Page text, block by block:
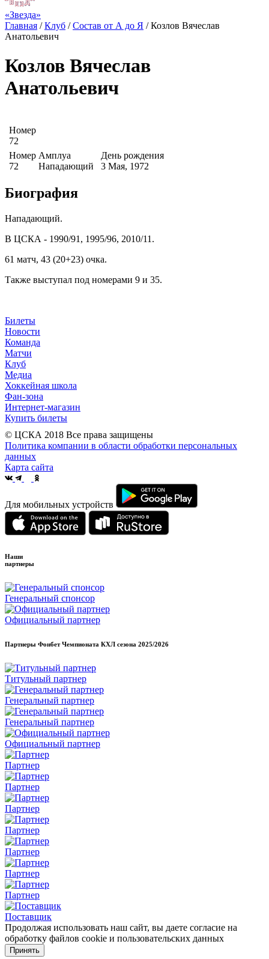
«Звезда»
Главная /Клуб /Состав от А до Я /Козлов Вячеслав
Анатольевич
Козлов Вячеслав
Анатольевич
Номер
72
Номер
72
Амплуа
Нападающий
День рождения
3 Мая, 1972
Биография
Нападающий.
В ЦСКА - 1990/91, 1995/96, 2010/11.
61 матч, 43 (20+23) очка.
Также выступал под номерами 9 и 35.
Билеты
Новости
Команда
Матчи
Клуб
Медиа
Хоккейная школа
Фан-зона
Интернет-магазин
Купить билеты
© ЦСКА 2018 Все права защищены
Политика компании в области обработки персональных
данных
Карта сайта
Для мобильных устройств
Наши
партнеры
Генеральный спонсор
Официальный партнер
Партнеры Фонбет Чемпионата КХЛ сезона 2025/2026
Титульный партнер
Генеральный партнер
Генеральный партнер
Официальный партнер
Партнер
Партнер
Партнер
Партнер
Партнер
Партнер
Партнер
Поставщик
Продолжая использовать наш сайт, вы даете согласие на
обработку файлов cookie и пользовательских данных
Принять